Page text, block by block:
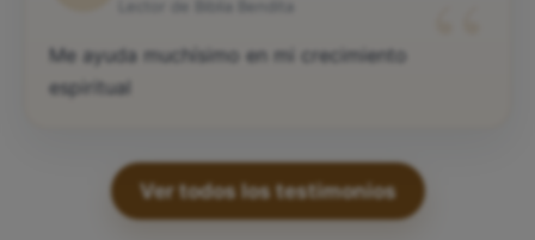
Me ayuda muchísimo en mi crecimiento
espiritual
Ver todos los testimonios